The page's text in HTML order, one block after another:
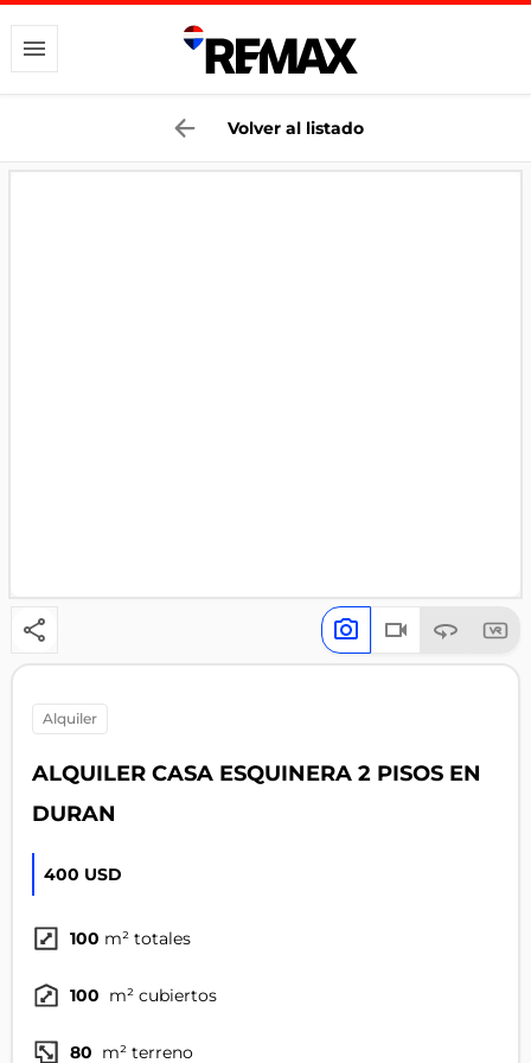
Volver al listado
alquiler
ALQUILER CASA ESQUINERA 2 PISOS EN
DURAN
400 USD
100 m² totales
100 m² cubiertos
80 m² terreno